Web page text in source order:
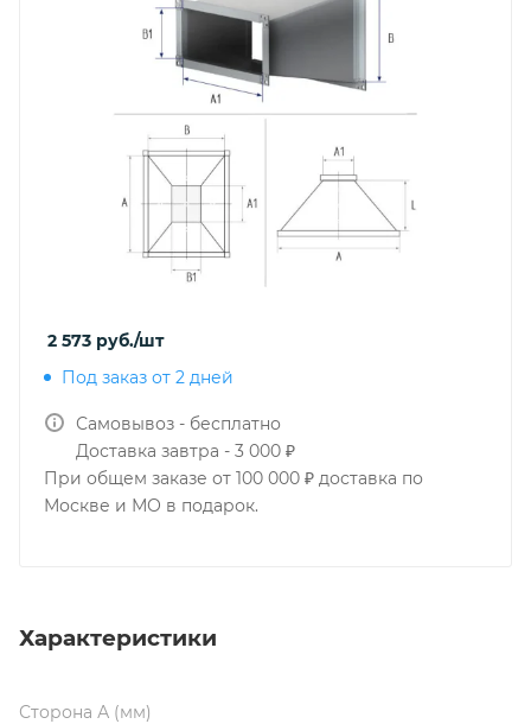
2 573 руб./шт
Под заказ от 2 дней
Самовывоз - бесплатно
Доставка завтра - 3 000 ₽
При общем заказе от 100 000 ₽ доставка по
Москве и МО в подарок.
Характеристики
Сторона А (мм)